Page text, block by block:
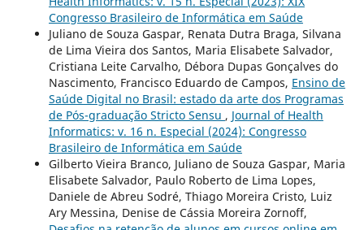
Congresso Brasileiro de Informática em Saúde
Juliano de Souza Gaspar, Renata Dutra Braga, Silvana
de Lima Vieira dos Santos, Maria Elisabete Salvador,
Cristiana Leite Carvalho, Débora Dupas Gonçalves do
Nascimento, Francisco Eduardo de Campos, Ensino de
Saúde Digital no Brasil: estado da arte dos Programas
de Pós-graduação Stricto Sensu , Journal of Health
Informatics: v. 16 n. Especial (2024): Congresso
Brasileiro de Informática em Saúde
Gilberto Vieira Branco, Juliano de Souza Gaspar, Maria
Elisabete Salvador, Paulo Roberto de Lima Lopes,
Daniele de Abreu Sodré, Thiago Moreira Cristo, Luiz
Ary Messina, Denise de Cássia Moreira Zornoff,